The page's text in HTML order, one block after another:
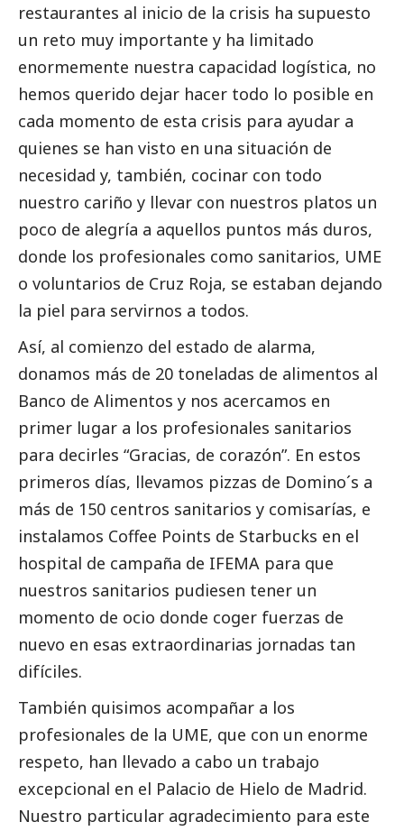
restaurantes al inicio de la crisis ha supuesto
un reto muy importante y ha limitado
enormemente nuestra capacidad logística, no
hemos querido dejar hacer todo lo posible en
cada momento de esta crisis para ayudar a
quienes se han visto en una situación de
necesidad y, también, cocinar con todo
nuestro cariño y llevar con nuestros platos un
poco de alegría a aquellos puntos más duros,
donde los profesionales como sanitarios, UME
o voluntarios de Cruz Roja, se estaban dejando
la piel para servirnos a todos.
Así, al comienzo del estado de alarma,
donamos más de 20 toneladas de alimentos al
Banco de Alimentos y nos acercamos en
primer lugar a los profesionales sanitarios
para decirles “Gracias, de corazón”. En estos
primeros días, llevamos pizzas de Domino´s a
más de 150 centros sanitarios y comisarías, e
instalamos Coffee Points de Starbucks en el
hospital de campaña de IFEMA para que
nuestros sanitarios pudiesen tener un
momento de ocio donde coger fuerzas de
nuevo en esas extraordinarias jornadas tan
difíciles.
También quisimos acompañar a los
profesionales de la UME, que con un enorme
respeto, han llevado a cabo un trabajo
excepcional en el Palacio de Hielo de Madrid.
Nuestro particular agradecimiento para este